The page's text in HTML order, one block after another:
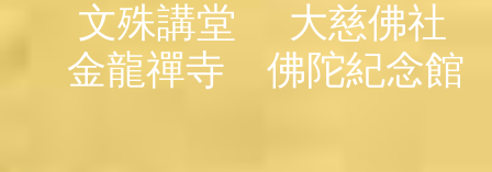
文殊講堂
大慈佛社
金龍禪寺
佛陀紀念館